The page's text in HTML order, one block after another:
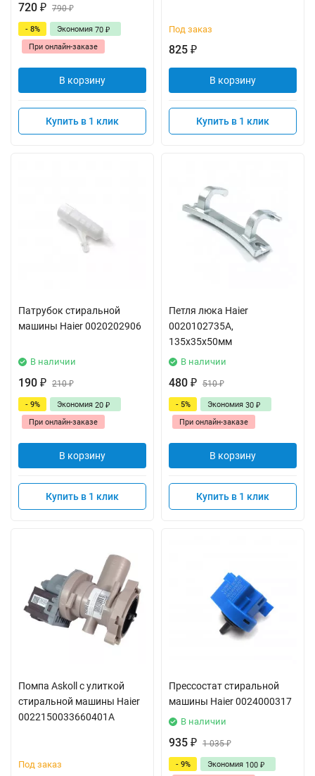
720 ₽ 790₽
- 8% Экономия 70 ₽
При онлайн-заказе
В корзину
Купить в 1 клик
Под заказ
825 ₽
В корзину
Купить в 1 клик
Патрубок стиральной
машины Haier 0020202906
В наличии
190 ₽ 210₽
- 9% Экономия 20 ₽
При онлайн-заказе
В корзину
Купить в 1 клик
Петля люка Haier
0020102735A,
135х35х50мм
В наличии
480 ₽ 510₽
- 5% Экономия 30 ₽
При онлайн-заказе
В корзину
Купить в 1 клик
Помпа Askoll с улиткой
стиральной машины Haier
0022150033660401A
Под заказ
Прессостат стиральной
машины Haier 0024000317
В наличии
935 ₽ 1 035₽
- 9% Экономия 100 ₽